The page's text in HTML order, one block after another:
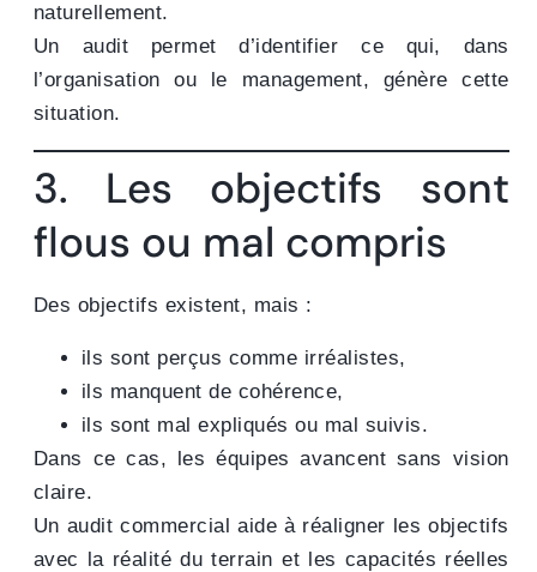
naturellement.
Un audit permet d’identifier ce qui, dans
l’organisation ou le management, génère cette
situation.
3. Les objectifs sont
flous ou mal compris
Des objectifs existent, mais :
ils sont perçus comme irréalistes,
ils manquent de cohérence,
ils sont mal expliqués ou mal suivis.
Dans ce cas, les équipes avancent sans vision
claire.
Un audit commercial aide à réaligner les objectifs
avec la réalité du terrain et les capacités réelles